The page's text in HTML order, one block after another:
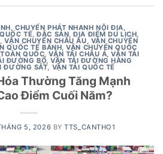
,CHUYỂN PHÁT NHANH NỘI ĐỊA
TẾ ,ĐẶC SẢN ,ĐỊA ĐIỂM DU LỊCH
,VẬN CHUYỂN CHÂU ÂU VẬN CHUYỂN
QUỐC TẾ BÁNH ,VẬN CHUYỂN QUỐC
QUỐC ,VẬN TẢI CHÂU Á ,VẬN TẢI
ĐƯỜNG BỘ ,VẬN TẢI ĐƯỜNG HÀNG
ĐƯỜNG SẮT VẬN TẢI QUỐC TẾ
Thường Tăng Mạnh
Điểm Cuối Năm?
5, 2026 BYTTS_CANTHO1